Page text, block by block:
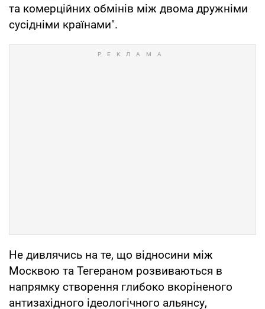
та комерційних обмінів між двома дружніми
сусідніми країнами".
Не дивлячись на те, що відносини між
Москвою та Тегераном розвиваються в
напрямку створення глибоко вкоріненого
антизахідного ідеологічного альянсу,